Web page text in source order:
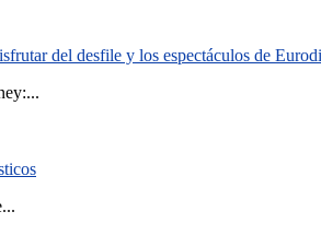
del desfile y los espectáculos de